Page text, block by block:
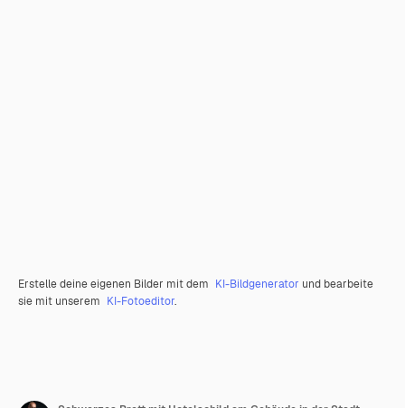
Erstelle deine eigenen Bilder mit dem KI-Bildgenerator und bearbeite
sie mit unserem KI-Fotoeditor.